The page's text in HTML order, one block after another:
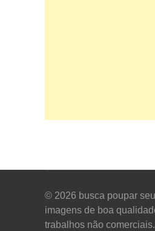
© 2026 busca poupar
imagens de boa
trabalhos não